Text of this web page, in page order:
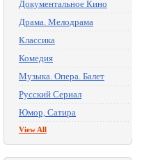
Документальное Кино
Драма. Мелодрама
Классика
Комедия
Музыка. Опера. Балет
Русский Сериал
Юмор, Сатира
View All